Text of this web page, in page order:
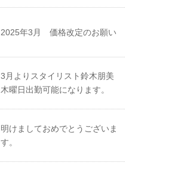
2025年3月 価格改定のお願い
3月よりスタイリスト鈴木朋美
木曜日出勤可能になります。
明けましておめでとうございま
す。